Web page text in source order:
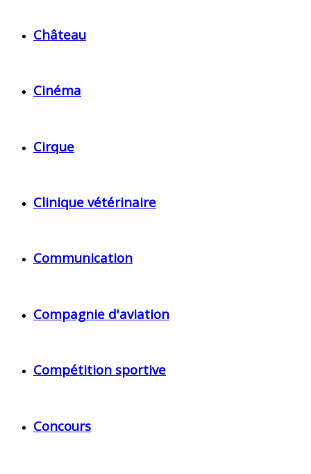
Château
Cinéma
Cirque
Clinique vétérinaire
Communication
Compagnie d'aviation
Compétition sportive
Concours